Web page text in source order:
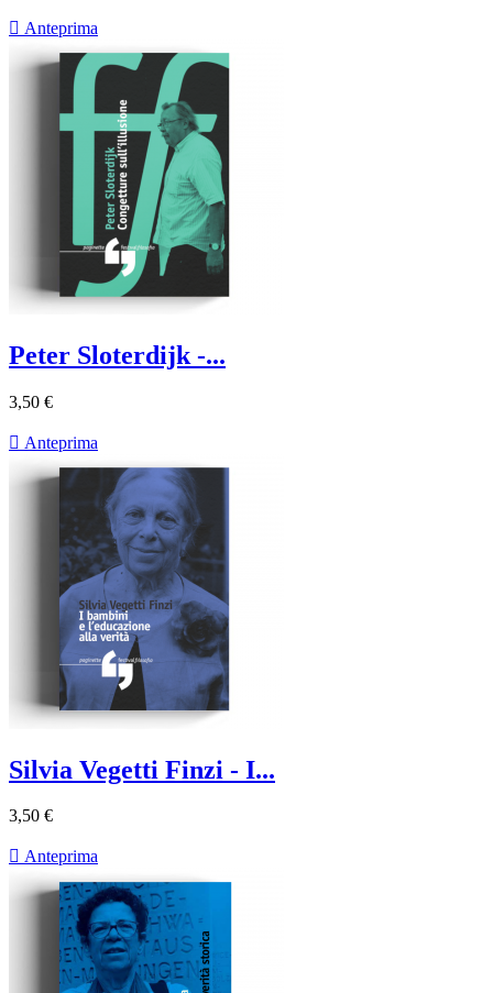
 Anteprima
Peter Sloterdijk -...
3,50 €
 Anteprima
Silvia Vegetti Finzi - I...
3,50 €
 Anteprima